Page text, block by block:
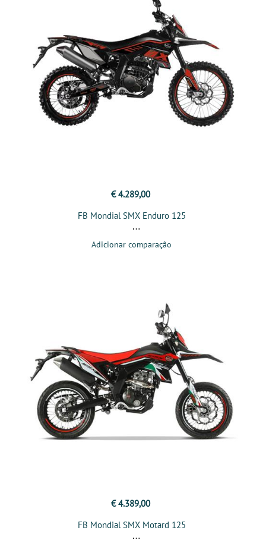
€ 4.289,00
FB Mondial SMX Enduro 125
Adicionar comparação
€ 4.389,00
FB Mondial SMX Motard 125